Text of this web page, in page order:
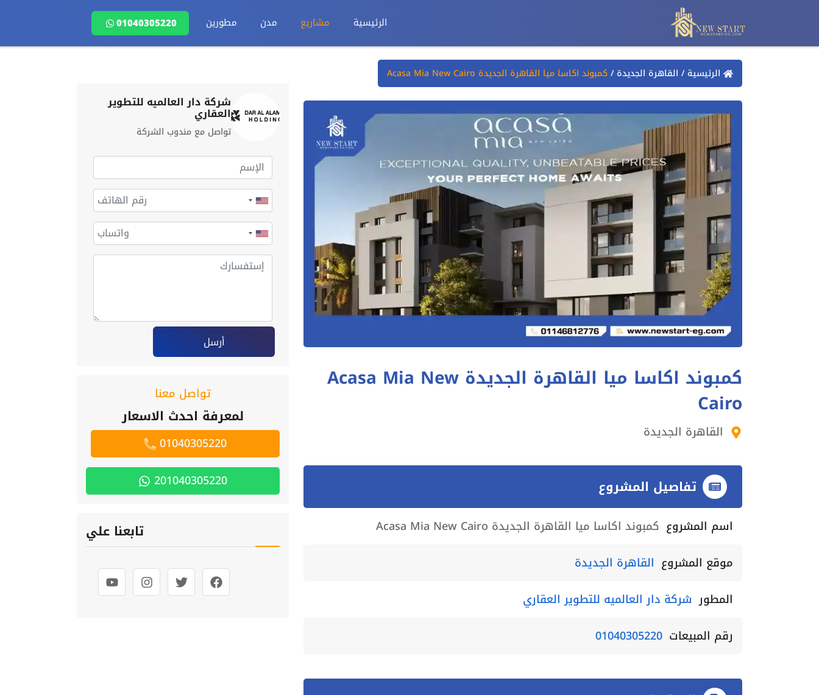
الرئيسية مشاريع مدن مطورين 01040305220
الرئيسية / القاهرة الجديدة /كمبوند اكاسا ميا القاهرة الجديدة Acasa Mia New Cairo
كمبوند اكاسا ميا القاهرة الجديدة Acasa Mia New
Cairo
القاهرة الجديدة
تفاصيل المشروع
اسم المشروع كمبوند اكاسا ميا القاهرة الجديدة Acasa Mia New Cairo
موقع المشروع القاهرة الجديدة
المطور شركة دار العالميه للتطوير العقاري
رقم المبيعات 01040305220
شركة دار العالميه للتطوير
العقاري
تواصل مع مندوب الشركة
أرسل
تواصل معنا
لمعرفة احدث الاسعار
01040305220
201040305220
تابعنا علي